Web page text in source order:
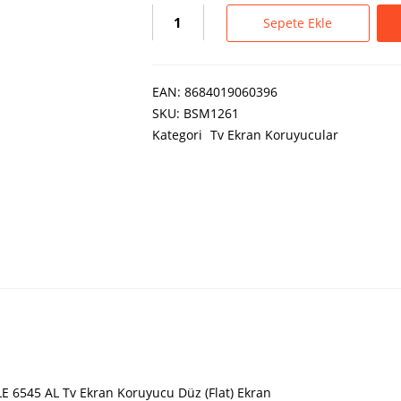
Sepete Ekle
EAN: 8684019060396
SKU: BSM1261
Kategori Tv Ekran Koruyucular
AL Tv Ekran Koruyucu Düz (Flat) Ekran